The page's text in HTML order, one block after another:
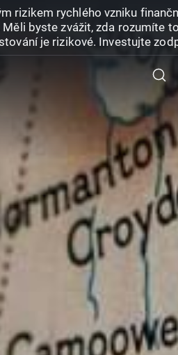
rizikem rychlého vzniku
Měli byste zvážit, zda rozumíte
je rizikové. Investujte